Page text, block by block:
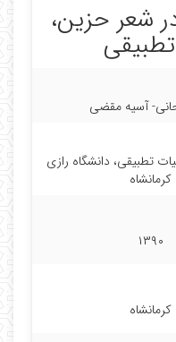
شعر حزین،
آسیه مقضی
تطبیقی، دانشگاه رازی
کرمانشاه
۱۳۹۰
کرمانشاه